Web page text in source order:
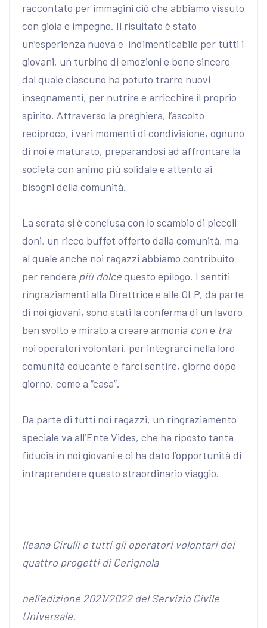
raccontato per immagini ciò che abbiamo vissuto
con gioia e impegno. Il risultato è stato
un’esperienza nuova e indimenticabile per tutti i
giovani, un turbine di emozioni e bene sincero
dal quale ciascuno ha potuto trarre nuovi
insegnamenti, per nutrire e arricchire il proprio
spirito. Attraverso la preghiera, l’ascolto
reciproco, i vari momenti di condivisione, ognuno
di noi è maturato, preparandosi ad affrontare la
società con animo più solidale e attento ai
bisogni della comunità.
La serata si è conclusa con lo scambio di piccoli
doni, un ricco buffet offerto dalla comunità, ma
al quale anche noi ragazzi abbiamo contribuito
per rendere più dolcequesto epilogo. I sentiti
ringraziamenti alla Direttrice e alle OLP, da parte
di noi giovani, sono stati la conferma di un lavoro
ben svolto e mirato a creare armonia cone tra
noi operatori volontari, per integrarci nella loro
comunità educante e farci sentire, giorno dopo
giorno, come a “casa”.
Da parte di tutti noi ragazzi, un ringraziamento
speciale va all’Ente Vides, che ha riposto tanta
fiducia in noi giovani e ci ha dato l’opportunità di
intraprendere questo straordinario viaggio.
Ileana Cirulli e tutti gli operatori volontari dei
quattro progetti di Cerignola
nell’edizione 2021/2022 del Servizio Civile
Universale.